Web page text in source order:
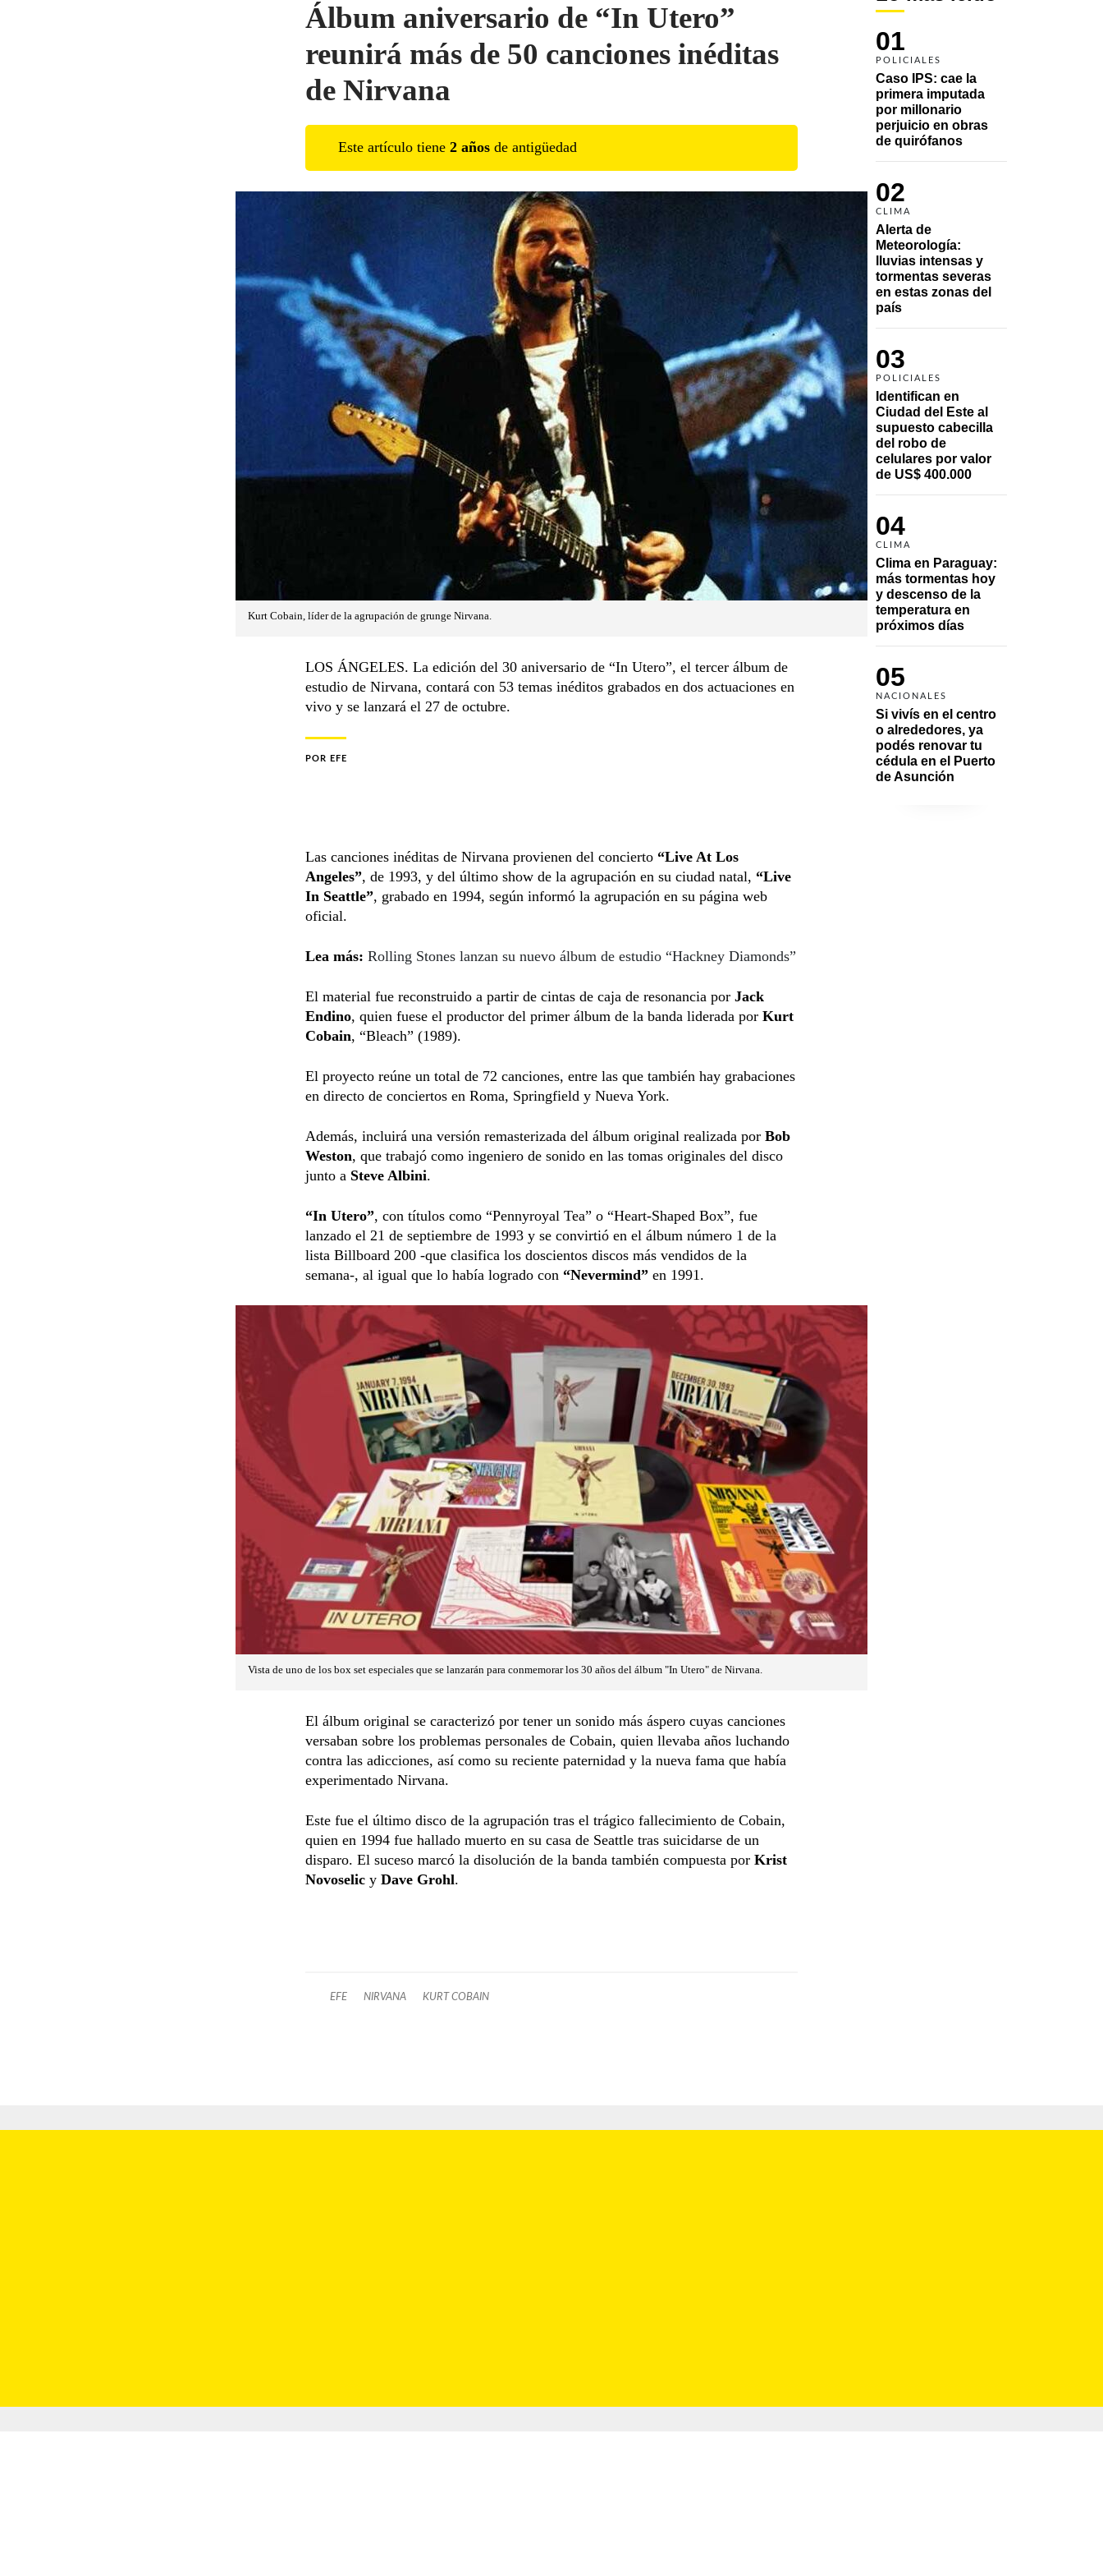
01
POLICIALES
Caso IPS: cae la
primera imputada
por millonario
perjuicio en obras
de quirófanos
02
CLIMA
Alerta de
Meteorología:
lluvias intensas y
tormentas severas
en estas zonas del
país
03
POLICIALES
Identifican en
Ciudad del Este al
supuesto cabecilla
del robo de
celulares por valor
de US$ 400.000
04
CLIMA
Clima en Paraguay:
más tormentas hoy
y descenso de la
temperatura en
próximos días
05
NACIONALES
Si vivís en el centro
o alrededores, ya
podés renovar tu
cédula en el Puerto
de Asunción
Álbum aniversario de “In Utero”
reunirá más de 50 canciones inéditas
de Nirvana
Este artículo tiene 2 años de antigüedad
Kurt Cobain, líder de la agrupación de grunge Nirvana.
LOS ÁNGELES. La edición del 30 aniversario de “In Utero”, el tercer álbum de
estudio de Nirvana, contará con 53 temas inéditos grabados en dos actuaciones en
vivo y se lanzará el 27 de octubre.
POR EFE
Las canciones inéditas de Nirvana provienen del concierto “Live At Los
Angeles”, de 1993, y del último show de la agrupación en su ciudad natal, “Live
In Seattle”, grabado en 1994, según informó la agrupación en su página web
oficial.
Lea más: Rolling Stones lanzan su nuevo álbum de estudio “Hackney Diamonds”
El material fue reconstruido a partir de cintas de caja de resonancia por Jack
Endino, quien fuese el productor del primer álbum de la banda liderada por Kurt
Cobain, “Bleach” (1989).
El proyecto reúne un total de 72 canciones, entre las que también hay grabaciones
en directo de conciertos en Roma, Springfield y Nueva York.
Además, incluirá una versión remasterizada del álbum original realizada por Bob
Weston, que trabajó como ingeniero de sonido en las tomas originales del disco
junto a Steve Albini.
“In Utero”, con títulos como “Pennyroyal Tea” o “Heart-Shaped Box”, fue
lanzado el 21 de septiembre de 1993 y se convirtió en el álbum número 1 de la
lista Billboard 200 -que clasifica los doscientos discos más vendidos de la
semana-, al igual que lo había logrado con “Nevermind” en 1991.
Vista de uno de los box set especiales que se lanzarán para conmemorar los 30 años del álbum "In Utero" de Nirvana.
El álbum original se caracterizó por tener un sonido más áspero cuyas canciones
versaban sobre los problemas personales de Cobain, quien llevaba años luchando
contra las adicciones, así como su reciente paternidad y la nueva fama que había
experimentado Nirvana.
Este fue el último disco de la agrupación tras el trágico fallecimiento de Cobain,
quien en 1994 fue hallado muerto en su casa de Seattle tras suicidarse de un
disparo. El suceso marcó la disolución de la banda también compuesta por Krist
Novoselic y Dave Grohl.
EFE NIRVANA KURT COBAIN